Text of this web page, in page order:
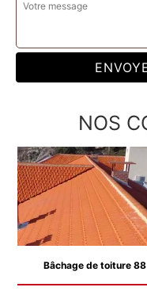
NOS
Bâchage de toiture 88